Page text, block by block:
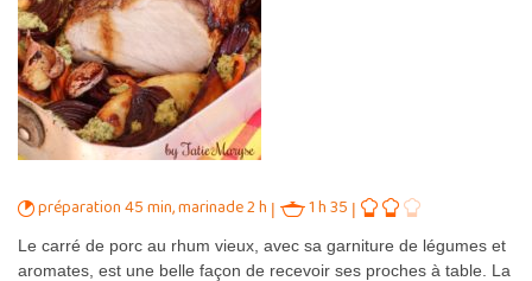
préparation 45 min, marinade 2 h 1 h 35
Le carré de porc au rhum vieux, avec sa garniture de légumes et
aromates, est une belle façon de recevoir ses proches à table. La